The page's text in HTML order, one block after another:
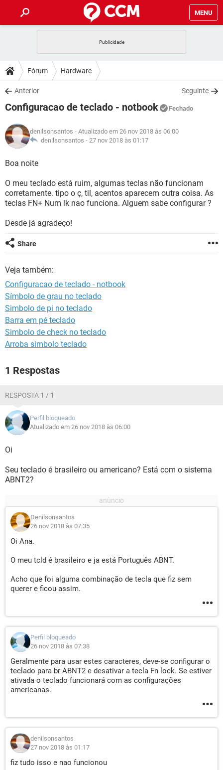
MENU
CELULAR
OUTLOOK
INSTAGRAM GMAIL
GUIA DE COMPRAS
DICAS
JOGOS
INSTAGRAM GMAIL
GUIA DE COMPRAS
DOWNLOADS
JOGOS WHATSAPP
CELULAR
OUTLOOK EXCEL
INSTAGRAM
FÓRUM
JOGOS WHATSAPP
CELULAR
OUTLOOK
INSTAGRAM GMAIL
GUIA DE COMPRAS
GLOSSÁRIO
OUTLOOK EXCEL
GMAIL
GUIA DE COMPRAS
Fórum Hardware
Anterior Seguinte
Configuracao de teclado - notbook Fechado
denilsonsantos - Atualizado em 26 nov 2018 às 06:00
denilsonsantos - 27 nov 2018 às 01:17
Boa noite
O meu teclado está ruim, algumas teclas não funcionam
corretamente. tipo o ç, til, acentos aparecem outra coisa. As
teclas FN+ Num lk nao funciona. Alguem sabe configurar ?
Desde já agradeço!
Share
Veja também:
Configuracao de teclado - notbook
Símbolo de grau no teclado
Simbolo de pi no teclado
Barra em pé teclado
Simbolo de check no teclado
Arroba simbolo teclado
1 Respostas
RESPOSTA 1 / 1
Perfil bloqueado
Atualizado em 26 nov 2018 às 06:00
Oi
Seu teclado é brasileiro ou americano? Está com o sistema
ABNT2?
Denilsonsantos
26 nov 2018 às 07:35
Oi Ana.
O meu tcld é brasileiro e ja está Português ABNT.
Acho que foi alguma combinação de tecla que fiz sem
querer e ficou assim.
Perfil bloqueado
26 nov 2018 às 07:38
Geralmente para usar estes caracteres, deve-se configurar o
teclado para br ABNT2 e desativar a tecla Fn lock. Se estiver
ativada o teclado funcionará com as configurações
americanas.
denilsonsantos
27 nov 2018 às 01:17
fiz tudo isso e nao funcionou